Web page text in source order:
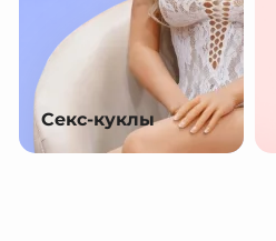
Секс-куклы